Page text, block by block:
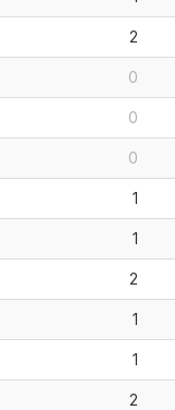
2
0
0
0
1
1
2
1
1
2